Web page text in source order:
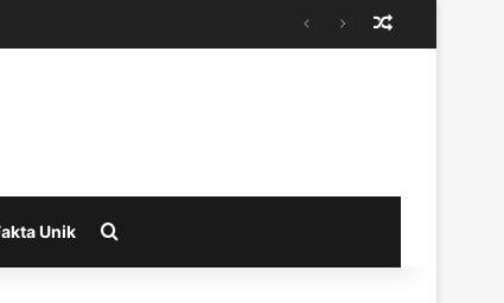
Unik